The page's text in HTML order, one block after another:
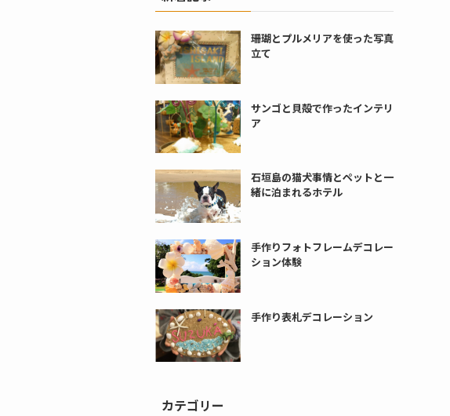
珊瑚とプルメリアを使った写真
立て
サンゴと貝殻で作ったインテリ
ア
石垣島の猫犬事情とペットと一
緒に泊まれるホテル
手作りフォトフレームデコレー
ション体験
手作り表札デコレーション
カテゴリー